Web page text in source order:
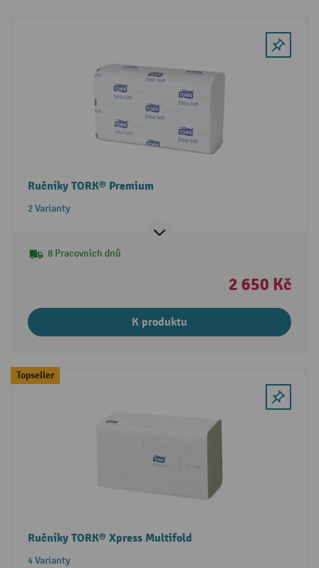
Ručníky TORK® Premium
2 Varianty
8 Pracovních dnů
2 650 Kč
K produktu
Topseller
Ručníky TORK® Xpress Multifold
4 Varianty